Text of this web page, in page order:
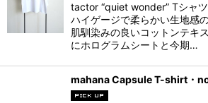
tactor “quiet wonder” Tシャ
ハイゲージで柔らかい生地感
肌馴染みの良いコットンテキ
にホログラムシートと今期…
mahana Capsule T-shirt・